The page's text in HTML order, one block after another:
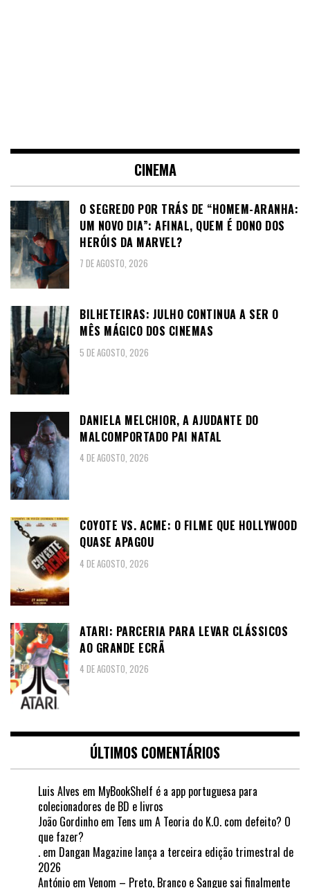
CINEMA
O SEGREDO POR TRÁS DE “HOMEM-ARANHA:
UM NOVO DIA”: AFINAL, QUEM É DONO DOS
HERÓIS DA MARVEL?
7 DE AGOSTO, 2026
BILHETEIRAS: JULHO CONTINUA A SER O
MÊS MÁGICO DOS CINEMAS
5 DE AGOSTO, 2026
DANIELA MELCHIOR, A AJUDANTE DO
MALCOMPORTADO PAI NATAL
4 DE AGOSTO, 2026
COYOTE VS. ACME: O FILME QUE HOLLYWOOD
QUASE APAGOU
4 DE AGOSTO, 2026
ATARI: PARCERIA PARA LEVAR CLÁSSICOS
AO GRANDE ECRÃ
4 DE AGOSTO, 2026
ÚLTIMOS COMENTÁRIOS
Luis Alves em MyBookShelf é a app portuguesa para
colecionadores de BD e livros
João Gordinho em Tens um A Teoria do K.O. com defeito? O
que fazer?
. em Dangan Magazine lança a terceira edição trimestral de
2026
António em Venom – Preto, Branco e Sangue sai finalmente